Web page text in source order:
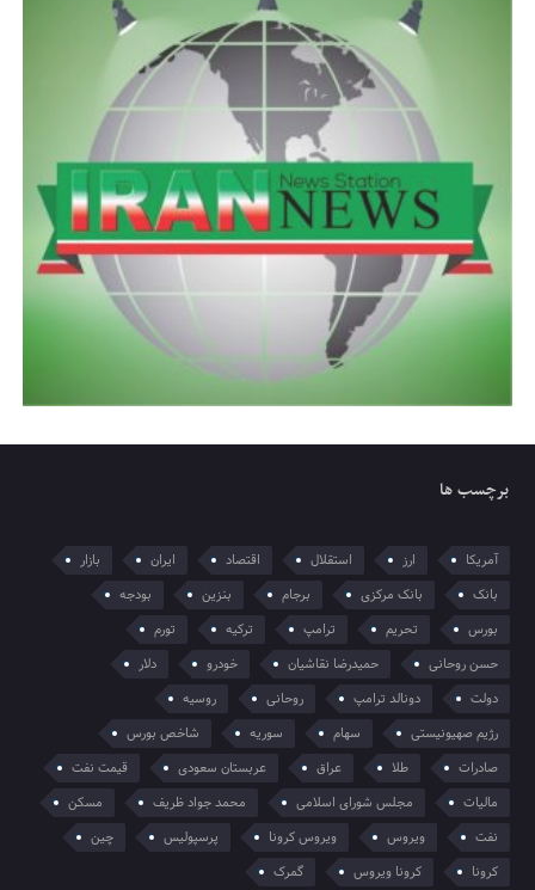
برچسب ها
آمریکا ارز استقلال اقتصاد ایران
بازار
بانک
بانک مرکزی برجام بنزین
بودجه
بورس
تحریم ترامپ ترکیه
تورم
حسن روحانی
حمیدرضا نقاشیان خودرو
دلار
دولت
دونالد ترامپ روحانی
روسیه
رژیم صهیونیستی
سهام سوریه
شاخص بورس
صادرات
طلا عراق عربستان سعودی
قیمت نفت
مالیات
مجلس شورای اسلامی محمد جواد ظریف
مسکن
نفت
ویروس ویروس کرونا پرسپولیس
چین
کرونا
کرونا ویروس گمرک